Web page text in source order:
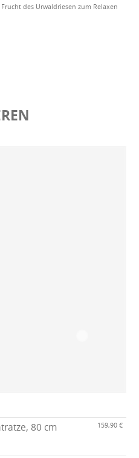
des Urwaldriesen zum Relaxen
80 cm
159,90 €